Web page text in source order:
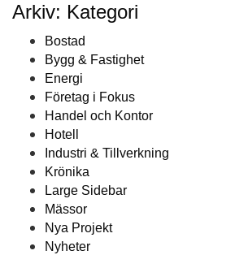
Arkiv: Kategori
Bostad
Bygg & Fastighet
Energi
Företag i Fokus
Handel och Kontor
Hotell
Industri & Tillverkning
Krönika
Large Sidebar
Mässor
Nya Projekt
Nyheter